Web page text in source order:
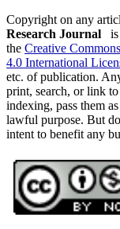
Copyright on any
Research Journal is
the Creative
4.0 International
etc. of publication.
print, search, or link
indexing, pass them
lawful purpose. But
intent to benefit any